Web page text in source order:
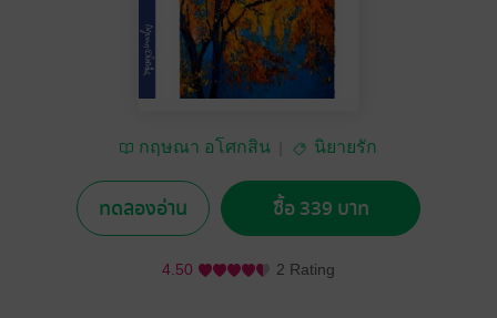
กฤษณา อโศกสิน นิยายรัก
ทดลองอ่าน ซื้อ 339 บาท
4.50 2 Rating